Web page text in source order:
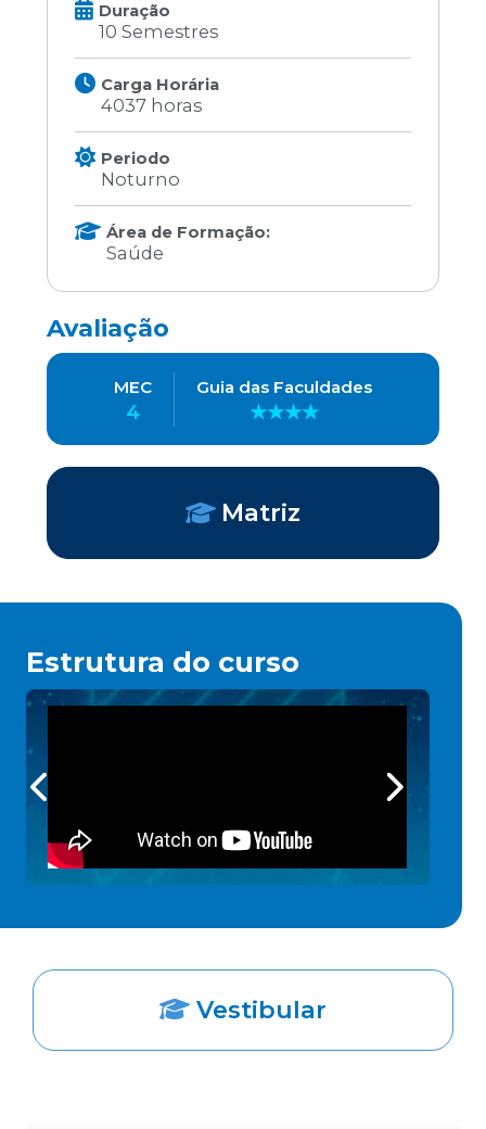
Duração
10 Semestres
Carga Horária
4037 horas
Periodo
Noturno
Área de Formação:
Saúde
Avaliação
MEC
4
Guia das Faculdades
★★★★
Matriz
Estrutura do curso
Vestibular